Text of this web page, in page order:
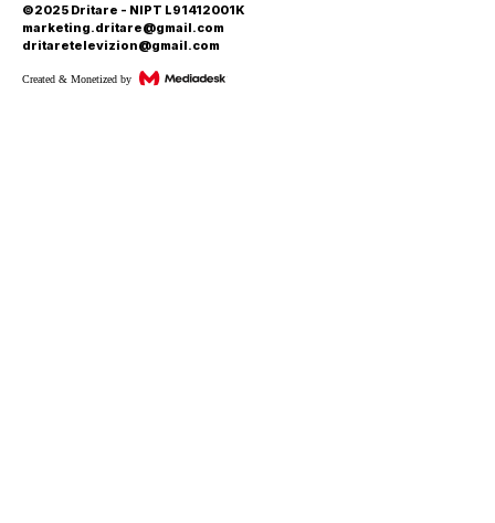
©2025 Dritare - NIPT L91412001K
marketing.dritare@gmail.com
dritaretelevizion@gmail.com
Created & Monetized by